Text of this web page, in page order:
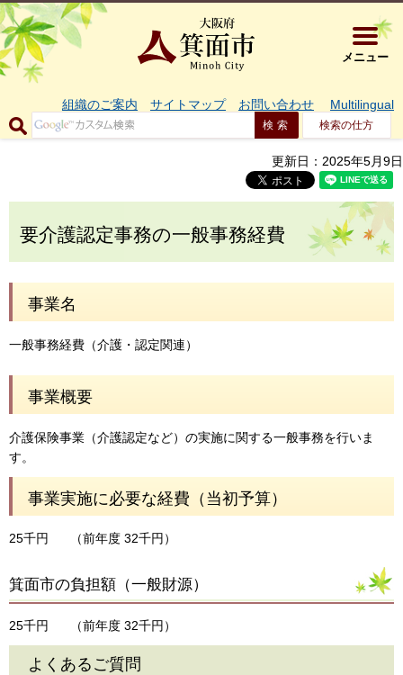
大阪府箕
メニュー
組織のご案内 サイトマップ お問い合わせ Multilingual
検索の仕方
更新日：2025年5月9日
要介護認定事務の一般事務経費
事業名
一般事務経費（介護・認定関連）
事業概要
介護保険事業（介護認定など）の実施に関する一般事務を行いま
す。
事業実施に必要な経費（当初予算）
25千円 （前年度 32千円）
箕面市の負担額（一般財源）
25千円 （前年度 32千円）
よくあるご質問